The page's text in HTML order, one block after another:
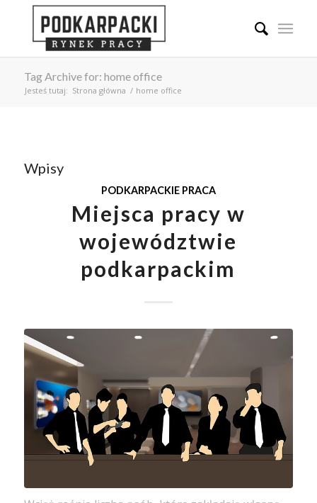
Tag Archive for: home office
Jesteś tutaj: Strona główna / home office
Wpisy
PODKARPACKIE PRACA
Miejsca pracy w
województwie
podkarpackim